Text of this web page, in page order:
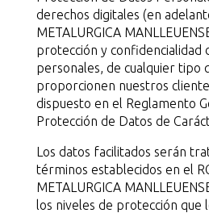
derechos digitales (en
METALURGICA
protección y confidencialidad
personales, de cualquier tipo
proporcionen nuestros
dispuesto en el Reglamento
Protección de Datos de
Los datos facilitados serán
términos establecidos en el
METALURGICA
los niveles de protección que